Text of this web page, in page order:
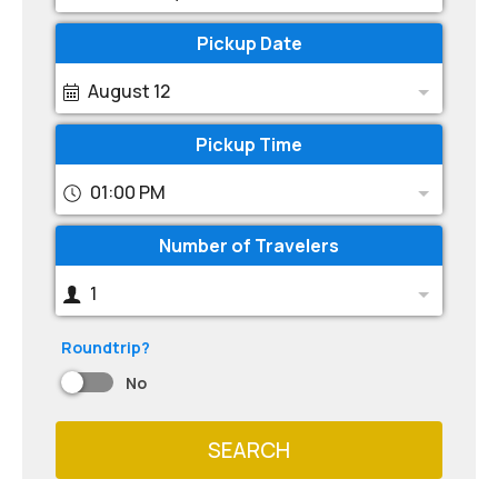
Pickup Date
August 12
Pickup Time
01:00 PM
Number of Travelers
1
Roundtrip?
No
SEARCH